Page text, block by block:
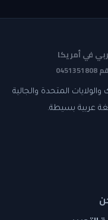
في أمريكا
المتحدة والجالية
عربية بسيطة.